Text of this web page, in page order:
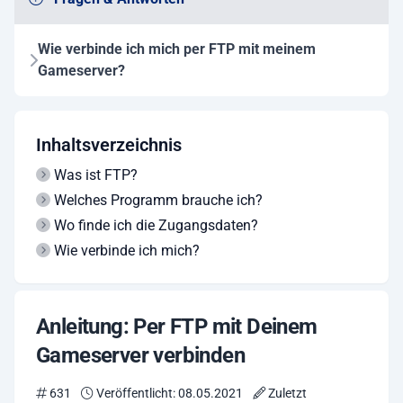
Wie verbinde ich mich per FTP mit meinem
Gameserver?
Inhaltsverzeichnis
Was ist FTP?
Welches Programm brauche ich?
Wo finde ich die Zugangsdaten?
Wie verbinde ich mich?
Anleitung: Per FTP mit Deinem
Gameserver verbinden
631 Veröffentlicht: 08.05.2021
Zuletzt